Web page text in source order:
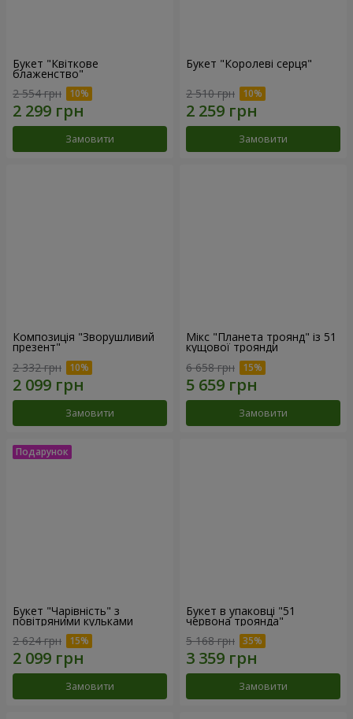
Букет "Квіткове
блаженство"
2 554 грн
Замовити
Букет "Королеві серця"
2 510 грн
Замовити
Композиція "Зворушливий
презент"
2 332 грн
Замовити
Мікс "Планета троянд" із 51
кущової троянди
6 658 грн
Замовити
Букет "Чарівність" з
повітряними кульками
2 624 грн
Замовити
Букет в упаковці "51
червона троянда"
5 168 грн
Замовити